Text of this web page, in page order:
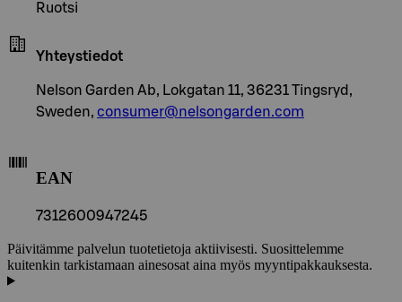
Ruotsi
Yhteystiedot
Nelson Garden Ab, Lokgatan 11, 36231 Tingsryd,
Sweden, consumer@nelsongarden.com
EAN
7312600947245
Päivitämme palvelun tuotetietoja aktiivisesti. Suosittelemme
kuitenkin tarkistamaan ainesosat aina myös myyntipakkauksesta.